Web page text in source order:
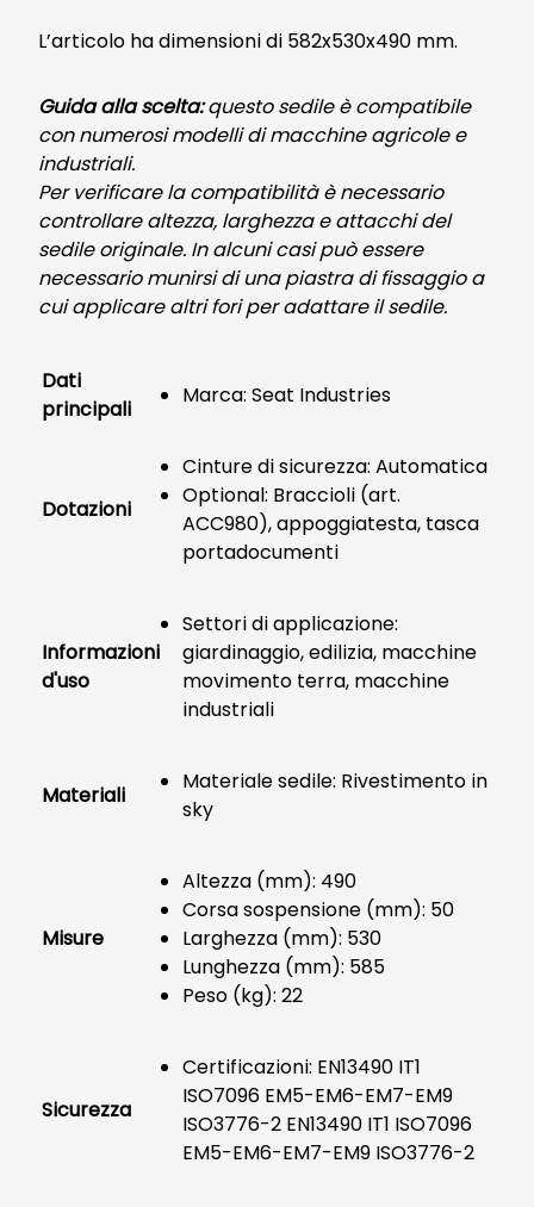
L’articolo ha dimensioni di 582x530x490 mm.
Guida alla scelta:questo sedile è compatibile
con numerosi modelli di macchine agricole e
industriali.
Per verificare la compatibilità è necessario
controllare altezza, larghezza e attacchi del
sedile originale. In alcuni casi può essere
necessario munirsi di una piastra di fissaggio a
cui applicare altri fori per adattare il sedile.
Dati
principali
Marca: Seat Industries
Dotazioni
Cinture di sicurezza: Automatica
Optional: Braccioli (art.
ACC980), appoggiatesta, tasca
portadocumenti
Informazioni
d'uso
Settori di applicazione:
giardinaggio, edilizia, macchine
movimento terra, macchine
industriali
Materiali
Materiale sedile: Rivestimento in
sky
Misure
Altezza (mm): 490
Corsa sospensione (mm): 50
Larghezza (mm): 530
Lunghezza (mm): 585
Peso (kg): 22
Sicurezza
Certificazioni: EN13490 IT1
ISO7096 EM5-EM6-EM7-EM9
ISO3776-2 EN13490 IT1 ISO7096
EM5-EM6-EM7-EM9 ISO3776-2